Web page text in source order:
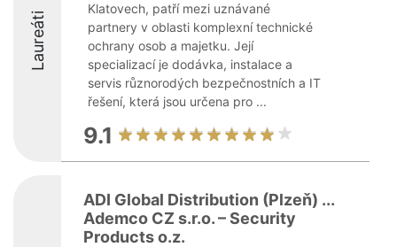
Laureáti
Klatovech, patří mezi uznávané
partnery v oblasti komplexní technické
ochrany osob a majetku. Její
specializací je dodávka, instalace a
servis různorodých bezpečnostních a IT
řešení, která jsou určena pro ...
9.1
ADI Global Distribution (Plzeň) ...
Ademco CZ s.r.o. – Security
Products o.z.